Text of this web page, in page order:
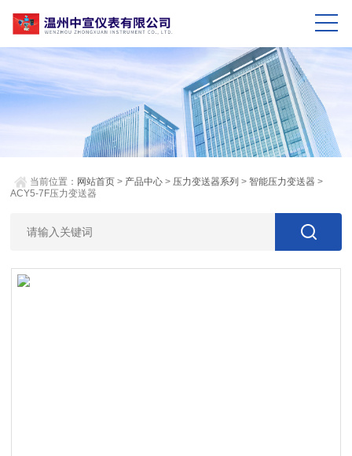
当前位置： 网站首页 > 产品中心 > 压力变送器系列 >智能压力变送器 >
ACY5-7F压力变送器